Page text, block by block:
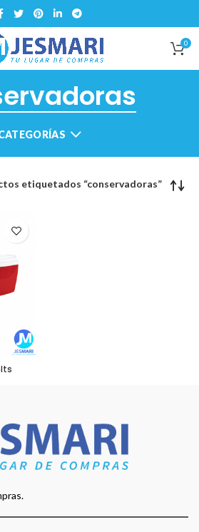
0
etiquetados “conservadoras”